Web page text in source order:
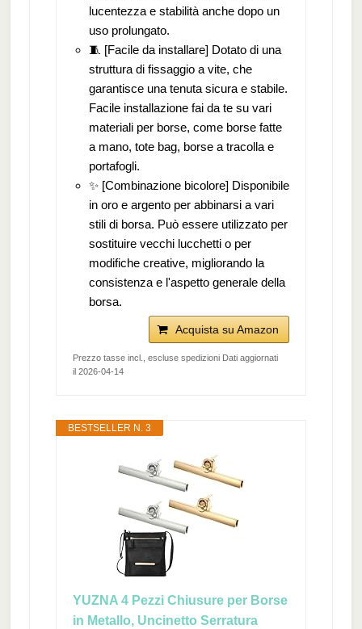
lucentezza e stabilità anche dopo un
uso prolungato.
🧵 [Facile da installare] Dotato di una
struttura di fissaggio a vite, che
garantisce una tenuta sicura e stabile.
Facile installazione fai da te su vari
materiali per borse, come borse fatte
a mano, tote bag, borse a tracolla e
portafogli.
✨ [Combinazione bicolore] Disponibile
in oro e argento per abbinarsi a vari
stili di borsa. Può essere utilizzato per
sostituire vecchi lucchetti o per
modifiche creative, migliorando la
consistenza e l'aspetto generale della
borsa.
Acquista su Amazon
Prezzo tasse incl., escluse spedizioni Dati aggiornati
il 2026-04-14
BESTSELLER N. 3
YUZNA 4 Pezzi Chiusure per Borse
in Metallo, Uncinetto Serratura